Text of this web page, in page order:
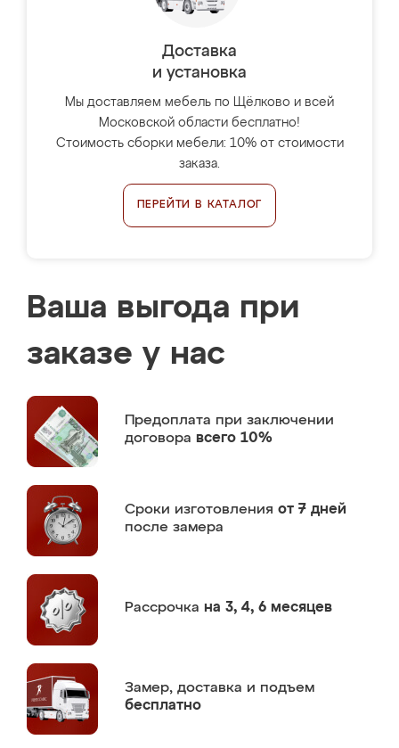
Доставка
и установка
Мы доставляем мебель по Щёлково и всей
Московской области бесплатно!
Стоимость сборки мебели: 10% от стоимости
заказа.
ПЕРЕЙТИ В КАТАЛОГ
Ваша выгода при
заказе у нас
Предоплата при заключении
договора всего 10%
Сроки изготовления от 7 дней
после замера
Рассрочка на 3, 4, 6 месяцев
Замер, доставка и подъем
бесплатно